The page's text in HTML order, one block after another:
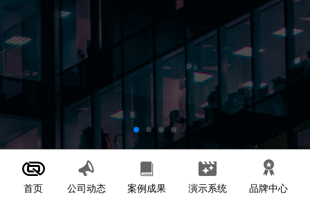
首页 公司动态 案例成果 演示系统 品牌中心